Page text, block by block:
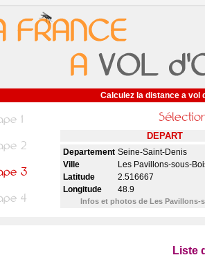
Calculez la distance a vol
DEPART
Departement Seine-Saint-Denis
Ville
Les Pavillons-sous-
Latitude
2.516667
Longitude
48.9
Infos et photos de Les Pavillons-
Liste